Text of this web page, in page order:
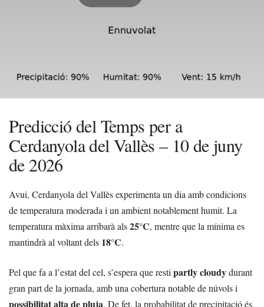
Predicció del Temps per a
Cerdanyola del Vallès – 10 de juny
de 2026
Avui, Cerdanyola del Vallès experimenta un dia amb condicions
de temperatura moderada i un ambient notablement humit. La
temperatura màxima arribarà als25°C, mentre que la mínima es
mantindrà al voltant dels 18°C.
Pel que fa a l’estat del cel, s’espera que restipartly cloudydurant
gran part de la jornada, amb una cobertura notable de núvols i
possibilitat alta de pluja. De fet, la probabilitat de precipitació és